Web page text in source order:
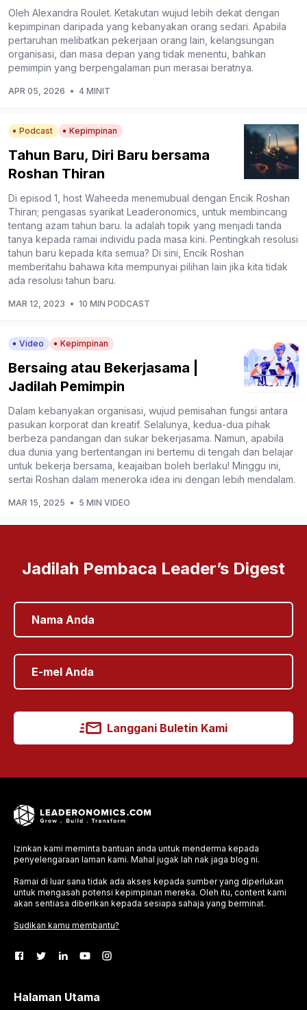
Oleh Alexandra Roulet. Ketakutan wujud lebih dekat dengan
kepimpinan daripada yang kebanyakan orang sedari. Apabila
pertaruhan melibatkan pekerjaan orang lain, kelangsungan
organisasi, dan masa depan yang tidak menentu, bahkan
pemimpin yang berpengalaman pun merasai beratnya.
APR 05, 2026 • 4 MINIT
Podcast Kepimpinan
Tahun Baru, Diri Baru bersama
Roshan Thiran
Di episod 1, host Waheeda menemubual dengan Encik Roshan
Thiran; pengasas syarikat Leaderonomics, untuk membincang
tentang azam tahun baru. Ia adalah topik yang menjadi tanda
tanya kepada ramai individu pada masa kini. Pentingkah resolusi
tahun baru kepada kita semua? Di sini, Encik Roshan
memberitahu bahawa kita mempunyai pilihan lain jika kita tidak
ada resolusi tahun baru.
MAR 12, 2023 • 10 MIN PODCAST
Video Kepimpinan
Bersaing atau Bekerjasama |
Jadilah Pemimpin
Dalam kebanyakan organisasi, wujud pemisahan fungsi antara
pasukan korporat dan kreatif. Selalunya, kedua-dua pihak
berbeza pandangan dan sukar bekerjasama. Namun, apabila
dua dunia yang bertentangan ini bertemu di tengah dan belajar
untuk bekerja bersama, keajaiban boleh berlaku! Minggu ini,
sertai Roshan dalam meneroka idea ini dengan lebih mendalam.
MAR 15, 2025 • 5 MIN VIDEO
Jadilah Pembaca Leader’s Digest
Langgani Buletin Kami
Izinkan kami meminta bantuan anda untuk menderma kepada
penyelengaraan laman kami. Mahal jugak lah nak jaga blog ni.
Ramai di luar sana tidak ada akses kepada sumber yang diperlukan
untuk mengasah potensi kepimpinan mereka. Oleh itu, content kami
akan sentiasa diberikan kepada sesiapa sahaja yang berminat.
Sudikan kamu membantu?
Halaman Utama